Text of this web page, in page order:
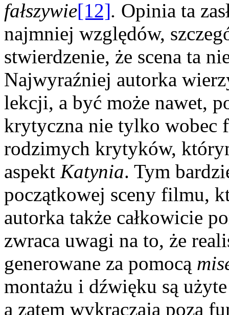
fałszywie[12]. Opinia ta
najmniej względów,
stwierdzenie, że scena ta
Najwyraźniej autorka
lekcji, a być może nawet,
krytyczna nie tylko wobec
rodzimych krytyków,
aspekt Katynia. Tym
początkowej sceny filmu,
autorka także całkowicie
zwraca uwagi na to, że
generowane za pomocą
montażu i dźwięku są
a zatem wykraczają poza